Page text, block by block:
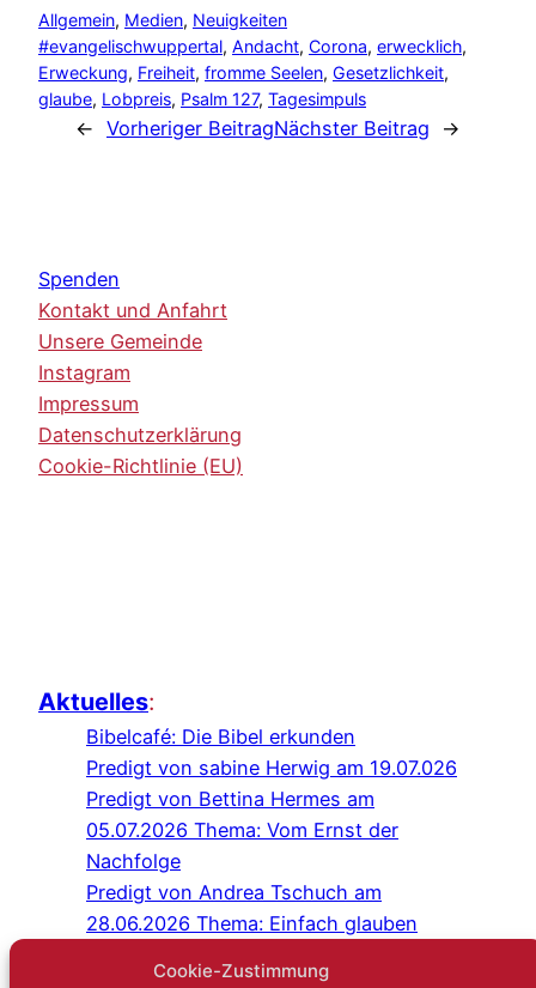
Cookie-Zustimmung
Allgemein, Medien, Neuigkeiten
#evangelischwuppertal, Andacht, Corona, erwecklich
Erweckung, Freiheit, fromme Seelen, Gesetzlichkeit
glaube, Lobpreis, Psalm 127, Tagesimpuls
← Vorheriger BeitragNächster Beitrag →
Spenden
Kontakt und Anfahrt
Unsere Gemeinde
Instagram
Impressum
Datenschutzerklärung
Cookie-Richtlinie (EU)
Aktuelles:
Bibelcafé: Die Bibel erkunden
Predigt von sabine Herwig am 19.07.026
Predigt von Bettina Hermes am
05.07.2026 Thema: Vom Ernst der
Nachfolge
Predigt von Andrea Tschuch am
28.06.2026 Thema: Einfach glauben